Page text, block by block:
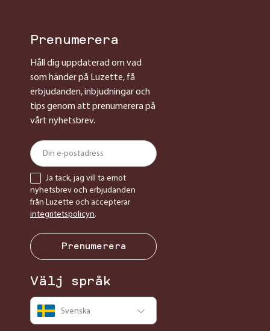
Prenumerera
Håll dig uppdaterad om vad
som händer på Luzette, få
erbjudanden, inbjudningar och
tips genom att prenumerera på
vårt nyhetsbrev.
Ja tack, jag vill ta emot
nyhetsbrev och erbjudanden
från Luzette och accepterar
integritetspolicyn.
Prenumerera
Välj språk
Svenska